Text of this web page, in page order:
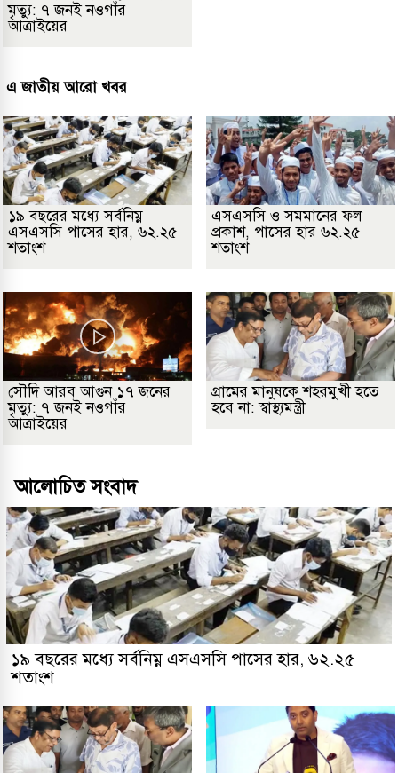
মৃত্যু: ৭ জনই নওগাঁর
আত্রাইয়ের
এ জাতীয় আরো খবর
১৯ বছরের মধ্যে সর্বনিম্ন
এসএসসি পাসের হার, ৬২.২৫
শতাংশ
এসএসসি ও সমমানের ফল
প্রকাশ, পাসের হার ৬২.২৫
শতাংশ
সৌদি আরব আগুন ১৭ জনের
মৃত্যু: ৭ জনই নওগাঁর
আত্রাইয়ের
গ্রামের মানুষকে শহরমুখী হতে
হবে না: স্বাস্থ্যমন্ত্রী
আলোচিত সংবাদ
১৯ বছরের মধ্যে সর্বনিম্ন এসএসসি পাসের হার, ৬২.২৫
শতাংশ